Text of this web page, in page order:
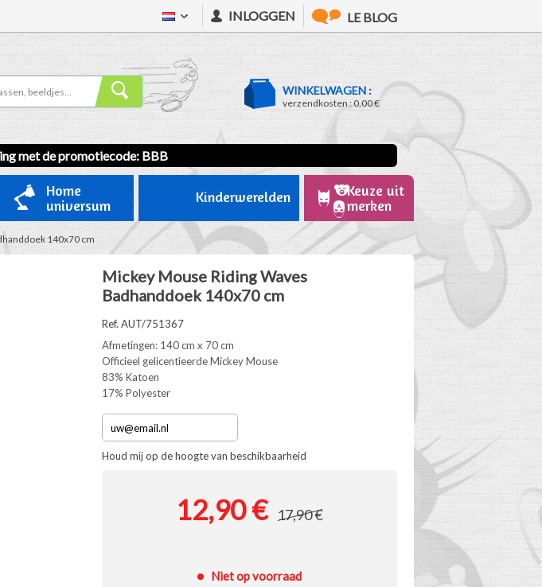
INLOGGEN LE BLOG
WINKELWAGEN :
verzendkosten :0,00 €
met de promotiecode: BBB
Home
universum
Kinderwerelden
Keuze uit
merken
140x70 cm
Mickey Mouse Riding Waves
Badhanddoek 140x70 cm
Ref. AUT/751367
Afmetingen: 140 cm x 70 cm
Officieel gelicentieerde Mickey Mouse
83% Katoen
17% Polyester
Houd mij op de hoogte van beschikbaarheid
12,90 € 17,90 €
Niet op voorraad